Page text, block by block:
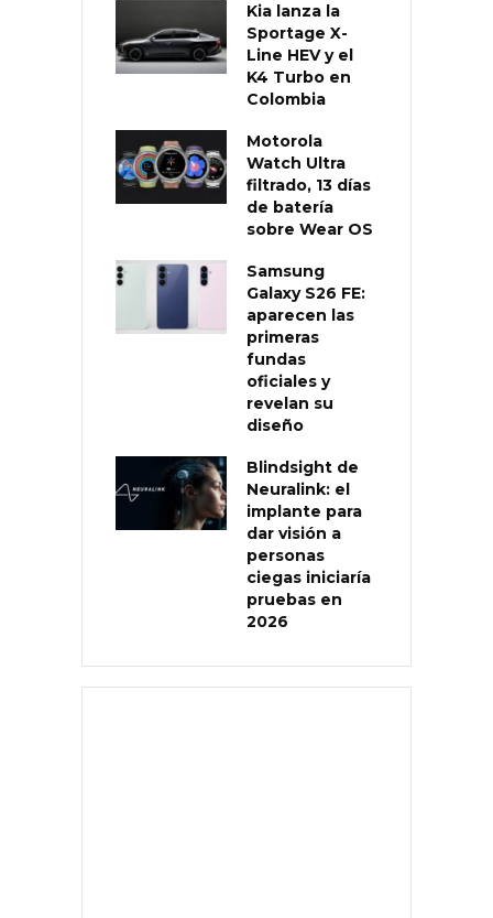
Kia lanza la
Sportage X-
Line HEV y el
K4 Turbo en
Colombia
Motorola
Watch Ultra
filtrado, 13 días
de batería
sobre Wear OS
Samsung
Galaxy S26 FE:
aparecen las
primeras
fundas
oficiales y
revelan su
diseño
Blindsight de
Neuralink: el
implante para
dar visión a
personas
ciegas iniciaría
pruebas en
2026